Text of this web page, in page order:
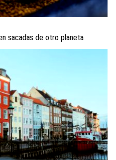
sacadas de otro planeta